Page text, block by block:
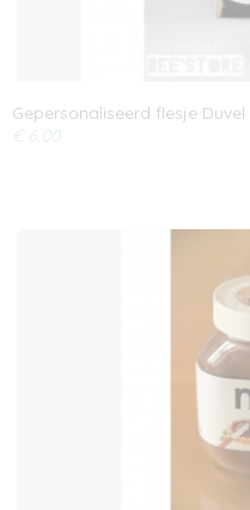
Gepersonaliseerd flesje Duvel
€ 6,00